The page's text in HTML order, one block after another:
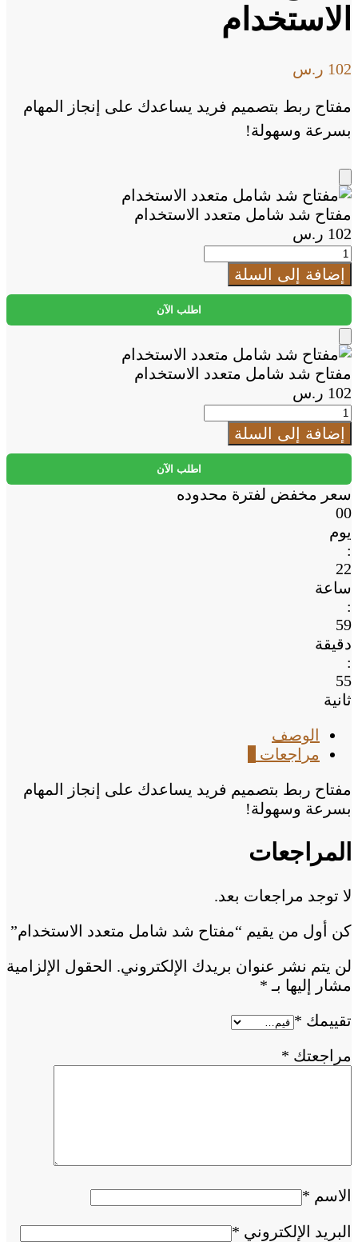
الاستخدام
102 ر.س
مفتاح ربط بتصميم فريد يساعدك على إنجاز المهام
بسرعة وسهولة!
Add
to
Cart
مفتاح شد شامل متعدد الاستخدام
102 ر.س
كمية
مفتاح
شد
متعدد
الاستخدام
إضافة إلى السلة
اطلب الآن
Add
to
Cart
مفتاح شد شامل متعدد الاستخدام
102 ر.س
كمية
مفتاح
شد
متعدد
الاستخدام
إضافة إلى السلة
اطلب الآن
سعر مخفض لفترة محدوده
00
يوم
:
22
ساعة
:
59
دقيقة
:
55
ثانية
الوصف
مراجعات
مفتاح ربط بتصميم فريد يساعدك على إنجاز المهام
بسرعة وسهولة!
المراجعات
لا توجد مراجعات بعد.
كن أول من يقيم “مفتاح شد شامل متعدد الاستخدام”
لن يتم نشر عنوان بريدك الإلكتروني. الحقول الإلزامية
مشار إليها بـ *
تقييمك *
مراجعتك *
الاسم *
البريد الإلكتروني *